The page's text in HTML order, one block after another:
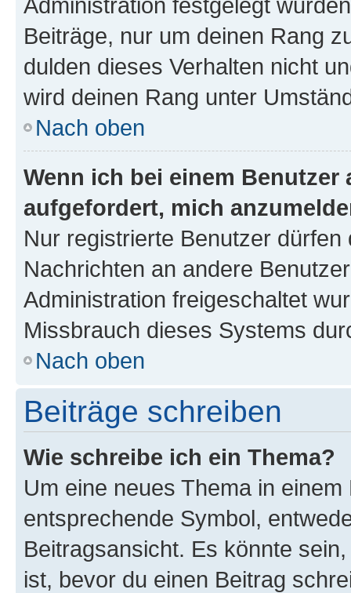
Beiträge, nur um deinen Rang
dulden dieses Verhalten nicht
wird deinen Rang unter
Nach oben
Wenn ich bei einem
aufgefordert, mich
Nur registrierte Benutzer
Nachrichten an andere
Administration freigeschaltet
Missbrauch dieses Systems
Nach oben
Beiträge schreiben
Wie schreibe ich ein Thema?
Um eine neues Thema in
entsprechende Symbol,
Beitragsansicht. Es könnte
ist, bevor du einen Beitrag